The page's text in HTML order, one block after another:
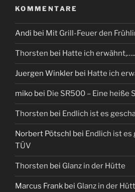
KOMMENTARE
Andi bei Mit Grill-Feuer den
Thorsten bei Hatte ich erwähnt,…..
Juergen Winkler bei Hatte ich
miko bei Die SR500 – Eine heiße
Thorsten bei Endlich ist es
Norbert Pötschl bei Endlich ist es
TÜV
Thorsten bei Glanz in der Hütte
Marcus Frank bei Glanz in der